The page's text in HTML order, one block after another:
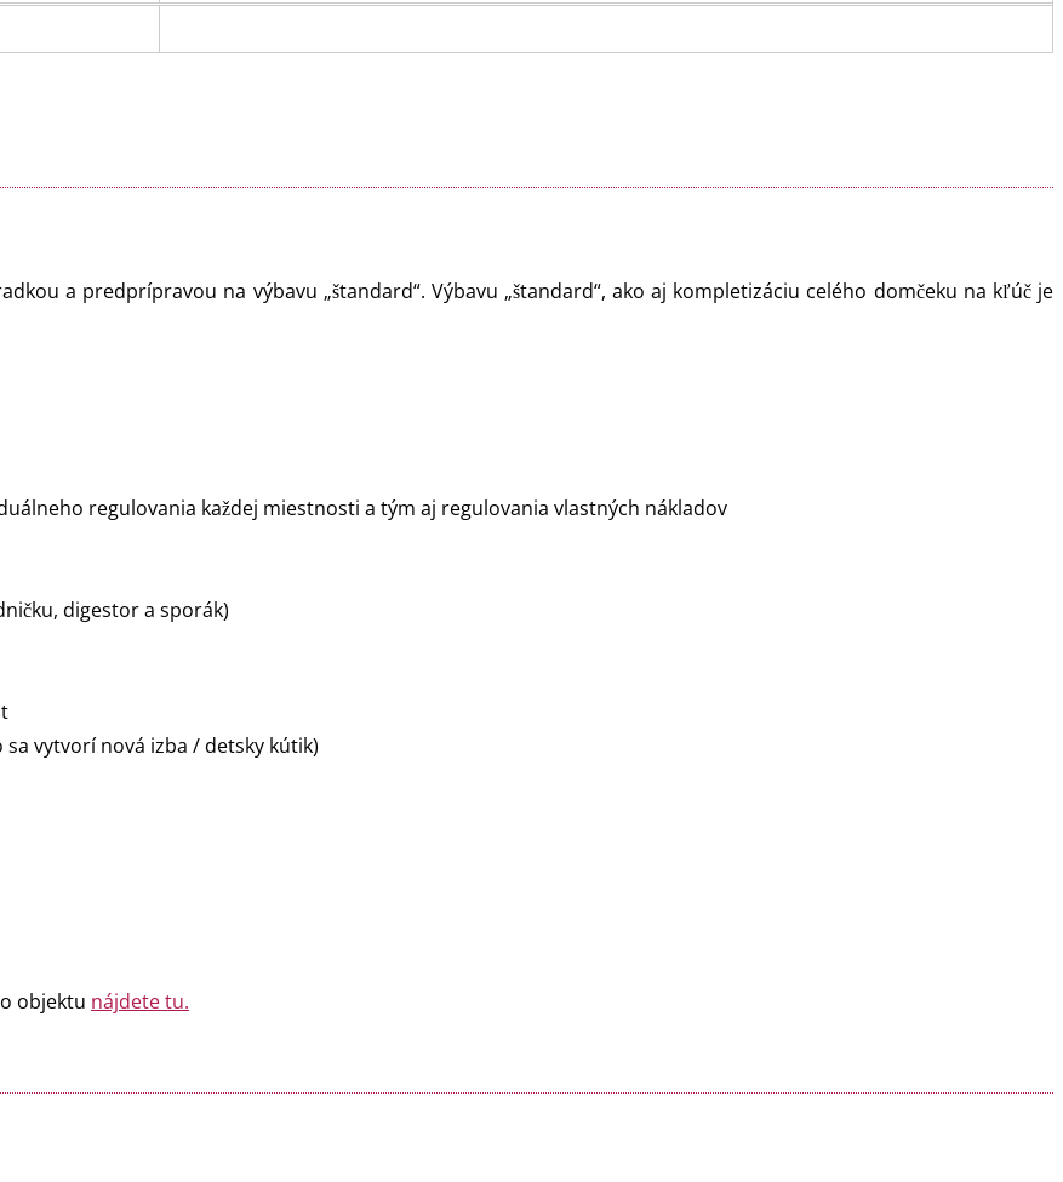
a predprípravou na výbavu „štandard“. Výbavu „štandard“, ako aj kompletizáciu celého domčeku na kľúč je
regulovania každej miestnosti a tým aj regulovania vlastných nákladov
digestor a sporák)
vytvorí nová izba / detsky kútik)
objektu nájdete tu.